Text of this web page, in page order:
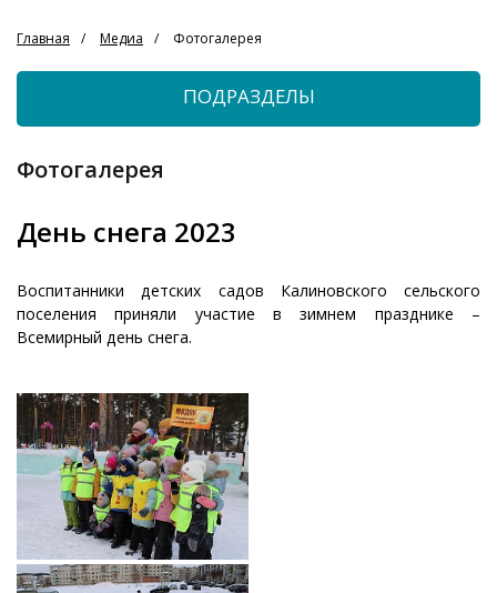
Главная Медиа Фотогалерея
ПОДРАЗДЕЛЫ
Фотогалерея
День снега 2023
Воспитанники детских садов Калиновского сельского
поселения приняли участие в зимнем празднике –
Всемирный день снега.